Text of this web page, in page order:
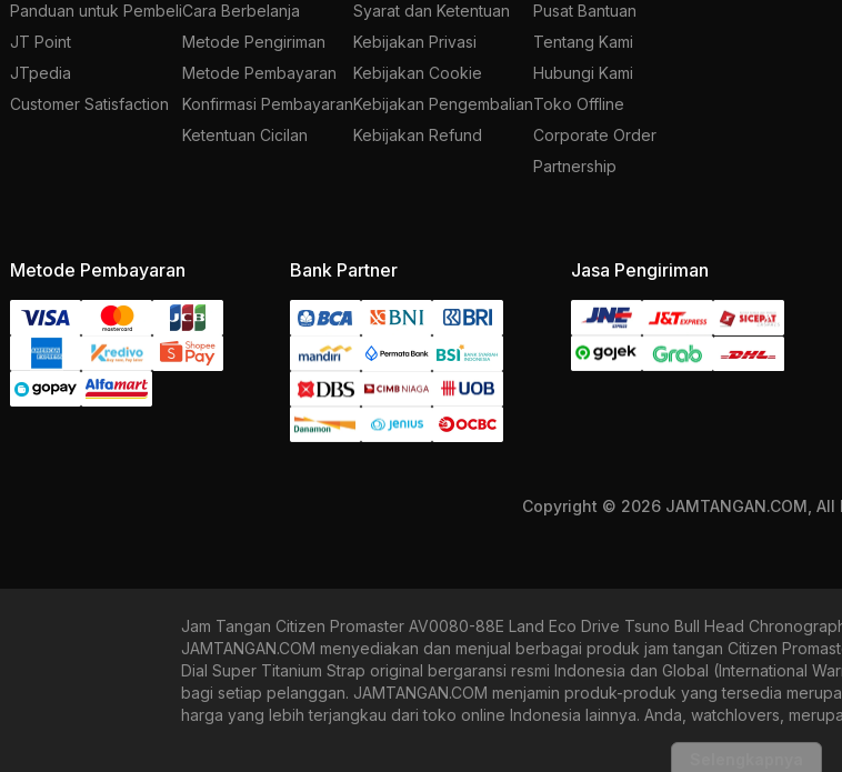
Panduan untuk Pembeli
JT Point
JTpedia
Customer Satisfaction
Cara Berbelanja
Metode Pengiriman
Metode Pembayaran
Konfirmasi Pembayaran
Ketentuan Cicilan
Syarat dan Ketentuan
Kebijakan Privasi
Kebijakan Cookie
Kebijakan Pengembalian
Kebijakan Refund
Pusat Bantuan
Tentang Kami
Hubungi Kami
Toko Offline
Corporate Order
Partnership
Metode Pembayaran Bank Partner Jasa Pengiriman
Copyright © 2026 JAMTANGAN.COM, All
Jam Tangan Citizen Promaster AV0080-88E Land Eco Drive Tsuno Bull Head
JAMTANGAN.COM menyediakan dan menjual berbagai produk jam tangan Citizen
Dial Super Titanium Strap original bergaransi resmi Indonesia dan Global (International
bagi setiap pelanggan. JAMTANGAN.COM menjamin produk-produk yang tersedia
harga yang lebih terjangkau dari toko online Indonesia lainnya. Anda, watchlovers,